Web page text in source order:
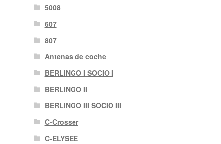
5008
607
807
Antenas de coche
BERLINGO I SOCIO I
BERLINGO II
BERLINGO III SOCIO III
C-Crosser
C-ELYSEE